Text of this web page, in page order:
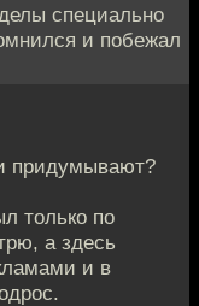
специально
и побежал
придумывают?
только по
а здесь
и в